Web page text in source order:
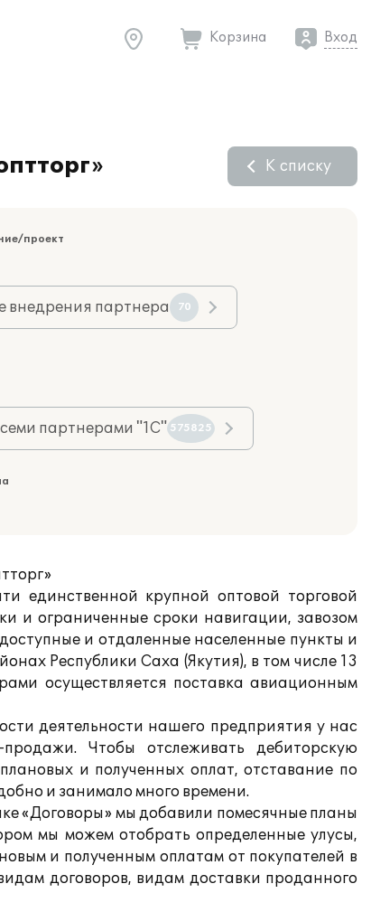
Корзина Вход
К списку
проект
внедрения партнера 70
партнерами "1С" 575825
единственной крупной оптовой торговой
и ограниченные сроки навигации, завозом
и отдаленные населенные пункты и
Республики Саха (Якутия), в том числе 13
осуществляется поставка авиационным
деятельности нашего предприятия у нас
Чтобы отслеживать дебиторскую
и полученных оплат, отставание по
и занимало много времени.
«Договоры» мы добавили помесячные планы
мы можем отобрать определенные улусы,
и полученным оплатам от покупателей в
договоров, видам доставки проданного